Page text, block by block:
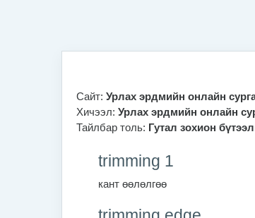
Сайт: Урлах эрдмийн онлайн
Хичээл: Урлах эрдмийн онлайн
Тайлбар толь: Гутал зохион
trimming 1
кант өөлөлгөө